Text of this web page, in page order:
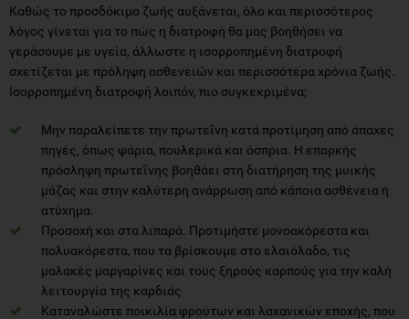
Καθώς το προσδόκιμο ζωής αυξάνεται, όλο και περισσότερος
λόγος γίνεται για το πώς η διατροφή θα μας βοηθήσει να
γεράσουμε με υγεία, άλλωστε η ισορροπημένη διατροφή
σχετίζεται με πρόληψη ασθενειών και περισσότερα χρόνια ζωής.
Ισορροπημένη διατροφή λοιπόν, πιο συγκεκριμένα;
Μην παραλείπετε την πρωτεΐνη κατά προτίμηση από άπαχες
πηγές, όπως ψάρια, πουλερικά και όσπρια. Η επαρκής
πρόσληψη πρωτεΐνης βοηθάει στη διατήρηση της μυικής
μάζας και στην καλύτερη ανάρρωση από κάποια ασθένεια ή
ατύχημα.
Προσοχή και στα λιπαρά. Προτιμήστε μονοακόρεστα και
πολυακόρεστα, που τα βρίσκουμε στο ελαιόλαδο, τις
μαλακές μαργαρίνες και τους ξηρούς καρπούς για την καλή
λειτουργία της καρδιάς
Καταναλώστε ποικιλία φρούτων και λαχανικών εποχής, που